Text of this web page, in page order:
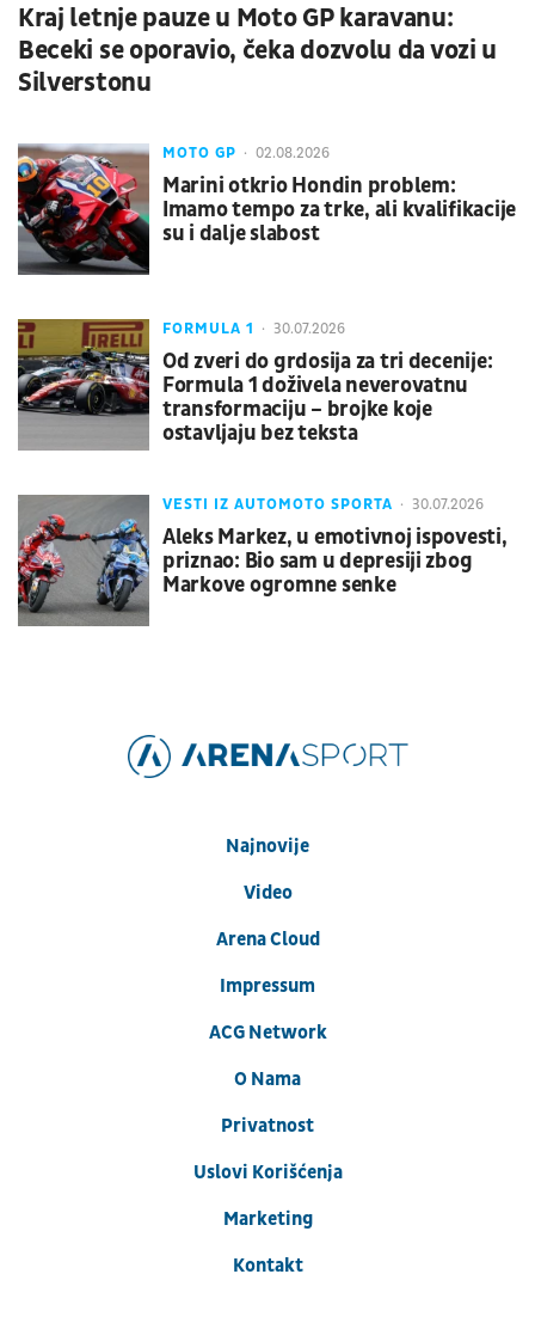
Kraj letnje pauze u Moto GP karavanu:
Beceki se oporavio, čeka dozvolu da vozi u
Silverstonu
MOTO GP 02.08.2026
Marini otkrio Hondin problem:
Imamo tempo za trke, ali kvalifikacije
su i dalje slabost
FORMULA 1 30.07.2026
Od zveri do grdosija za tri decenije:
Formula 1 doživela neverovatnu
transformaciju – brojke koje
ostavljaju bez teksta
VESTI IZ AUTOMOTO SPORTA 30.07.2026
Aleks Markez, u emotivnoj ispovesti,
priznao: Bio sam u depresiji zbog
Markove ogromne senke
Najnovije
Video
Arena Cloud
Impressum
ACG Network
O Nama
Privatnost
Uslovi Korišćenja
Marketing
Kontakt